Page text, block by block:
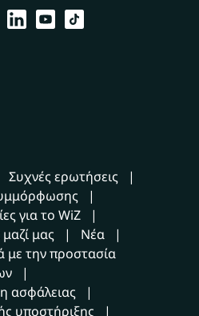
Συχνές ερωτήσεις
για το WiZ
μας
Νέα
με την προστασία
ασφάλειας
υποστήριξης